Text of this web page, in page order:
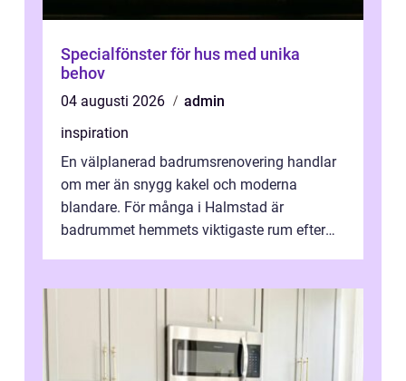
Specialfönster för hus med unika
behov
04 augusti 2026
admin
inspiration
En välplanerad badrumsrenovering handlar
om mer än snygg kakel och moderna
blandare. För många i Halmstad är
badrummet hemmets viktigaste rum efter